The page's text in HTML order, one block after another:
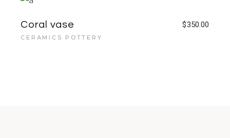
Coral vase $350.00
CERAMICS POTTERY